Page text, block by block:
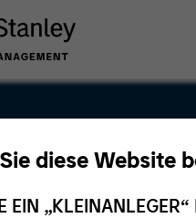
diese Website